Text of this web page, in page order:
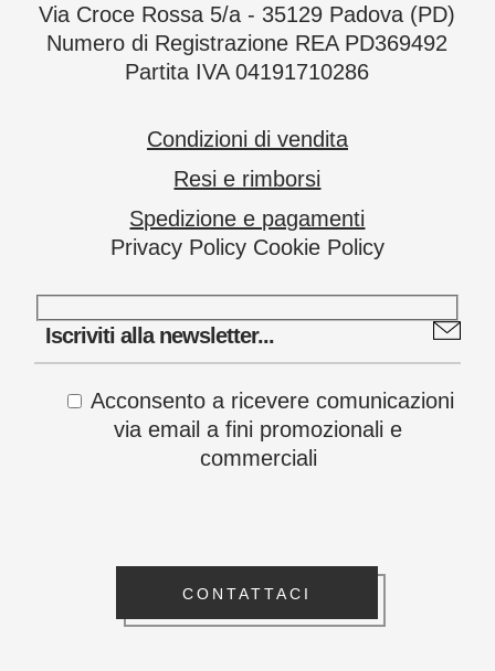
Via Croce Rossa 5/a - 35129 Padova (PD)
Numero di Registrazione REA PD369492
Partita IVA 04191710286
Condizioni di vendita
Resi e rimborsi
Spedizione e pagamenti
Privacy Policy Cookie Policy
Acconsento a ricevere comunicazioni
via email a fini promozionali e
commerciali
CONTATTACI